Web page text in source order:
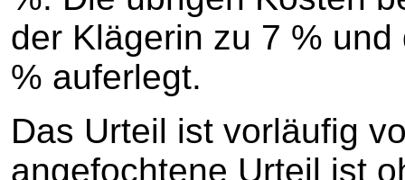
der Klägerin zu 7 %
% auferlegt.
Das Urteil ist vorläufig
angefochtene Urteil ist